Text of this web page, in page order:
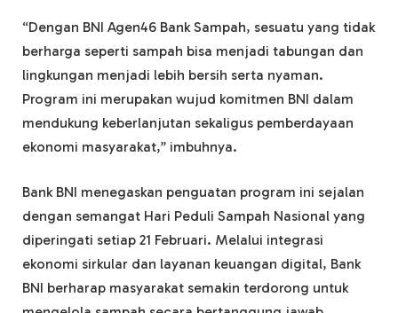
“Dengan BNI Agen46 Bank Sampah, sesuatu yang tidak
berharga seperti sampah bisa menjadi tabungan dan
lingkungan menjadi lebih bersih serta nyaman.
Program ini merupakan wujud komitmen BNI dalam
mendukung keberlanjutan sekaligus pemberdayaan
ekonomi masyarakat,” imbuhnya.
Bank BNI menegaskan penguatan program ini sejalan
dengan semangat Hari Peduli Sampah Nasional yang
diperingati setiap 21 Februari. Melalui integrasi
ekonomi sirkular dan layanan keuangan digital, Bank
BNI berharap masyarakat semakin terdorong untuk